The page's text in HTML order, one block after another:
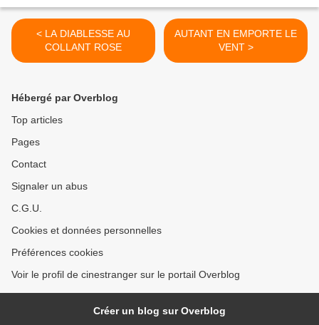
< LA DIABLESSE AU
COLLANT ROSE
AUTANT EN EMPORTE LE
VENT >
Hébergé par Overblog
Top articles
Pages
Contact
Signaler un abus
C.G.U.
Cookies et données personnelles
Préférences cookies
Voir le profil de cinestranger sur le portail Overblog
Créer un blog sur Overblog